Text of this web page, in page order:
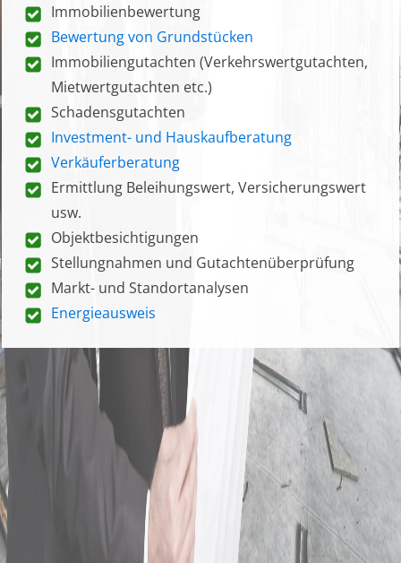
Immobilienbewertung
Bewertung von Grundstücken
Immobiliengutachten (Verkehrswertgutachten,
Mietwertgutachten etc.)
Schadensgutachten
Investment- und Hauskaufberatung
Verkäuferberatung
Ermittlung Beleihungswert, Versicherungswert
usw.
Objektbesichtigungen
Stellungnahmen und Gutachtenüberprüfung
Markt- und Standortanalysen
Energieausweis